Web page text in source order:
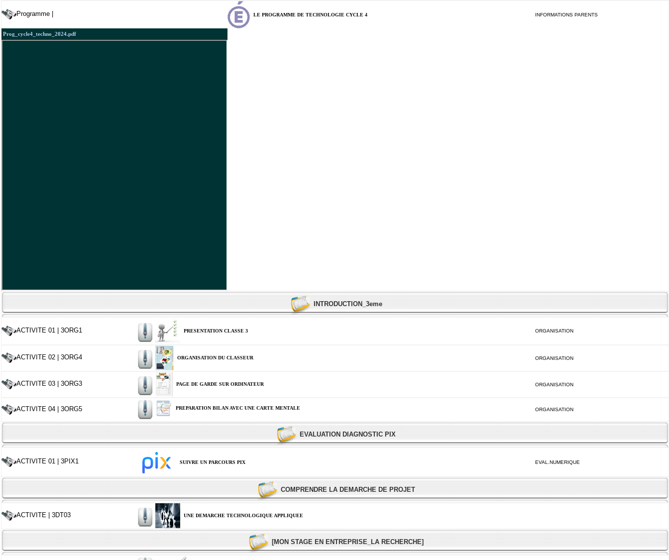
Programme | LE PROGRAMME DE TECHNOLOGIE CYCLE 4 INFORMATIONS PARENTS
Prog_cycle4_techno_2024.pdf
INTRODUCTION_3eme
ACTIVITE 01 | 3ORG1 PRESENTATION CLASSE 3 ORGANISATION
ACTIVITE 02 | 3ORG4 ORGANISATION DU CLASSEUR ORGANISATION
ACTIVITE 03 | 3ORG3 PAGE DE GARDE SUR ORDINATEUR ORGANISATION
ACTIVITE 04 | 3ORG5 PREPARATION BILAN AVEC UNE CARTE MENTALE ORGANISATION
EVALUATION DIAGNOSTIC PIX
ACTIVITE 01 | 3PIX1 SUIVRE UN PARCOURS PIX EVAL.NUMERIQUE
COMPRENDRE LA DEMARCHE DE PROJET
ACTIVITE | 3DT03 UNE DEMARCHE TECHNOLOGIQUE APPLIQUEE
[MON STAGE EN ENTREPRISE_LA RECHERCHE]